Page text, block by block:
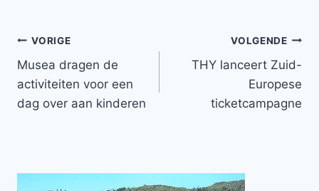
Bericht
navigatie
VORIGE
Musea dragen de
activiteiten voor een
dag over aan kinderen
VOLGENDE
THY lanceert Zuid-
Europese
ticketcampagne